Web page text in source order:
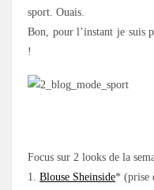
sport. Ouais.
Bon, pour l’instant je suis
!
Focus sur 2 looks de la
1. Blouse Sheinside* (prise